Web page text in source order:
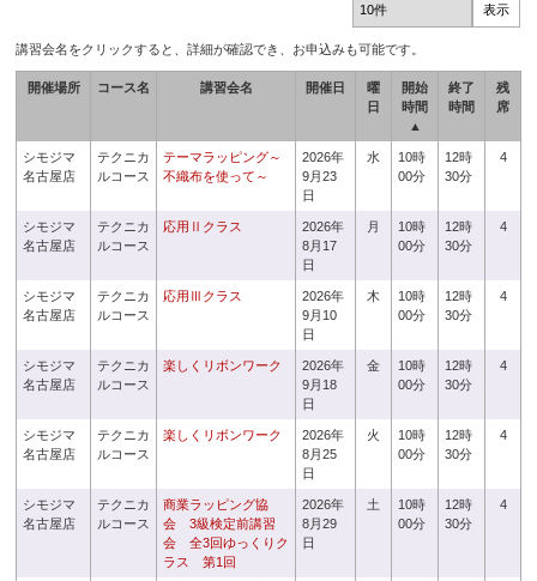
講習会名をクリックすると、詳細が確認でき、お申込みも可能です。
開催場所 コース名 講習会名 開催日
曜
日
開始
時間
▲
終了
時間
残
席
シモジマ
名古屋店
テクニカ
ルコース
テーマラッピング～
不織布を使って～
2026年
9月23
日
水
10時
00分
12時
30分
4
シモジマ
名古屋店
テクニカ
ルコース
応用Ⅱクラス
2026年
8月17
日
月
10時
00分
12時
30分
4
シモジマ
名古屋店
テクニカ
ルコース
応用Ⅲクラス
2026年
9月10
日
木
10時
00分
12時
30分
4
シモジマ
名古屋店
テクニカ
ルコース
楽しくリボンワーク
2026年
9月18
日
金
10時
00分
12時
30分
4
シモジマ
名古屋店
テクニカ
ルコース
楽しくリボンワーク
2026年
8月25
日
火
10時
00分
12時
30分
4
シモジマ
名古屋店
テクニカ
ルコース
商業ラッピング協
会 3級検定前講習
会 全3回ゆっくりク
ラス 第1回
2026年
8月29
日
土
10時
00分
12時
30分
4